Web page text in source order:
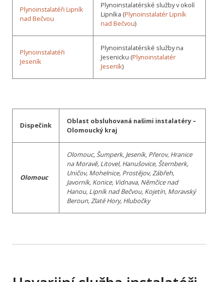
Plynoinstalatéři Lipník
nad Bečvou
Plynoinstalatérské služby v okolí
Lipníka (Plynoinstalatér Lipník
nad Bečvou)
Plynoinstalatéři
Jeseník
Plynoinstalatérské služby na
Jesenicku (Plynoinstalatér
Jeseník)
Dispečink
Oblast obsluhovaná našimi instalatéry –
Olomoucký kraj
Olomouc
Olomouc, Šumperk, Jeseník, Přerov, Hranice
na Moravě, Litovel, Hanušovice, Šternberk,
Uničov, Mohelnice, Prostějov, Zábřeh,
Javorník, Konice, Vidnava, Němčice nad
Hanou, Lipník nad Bečvou, Kojetín, Moravský
Beroun, Zlaté Hory, Hlubočky